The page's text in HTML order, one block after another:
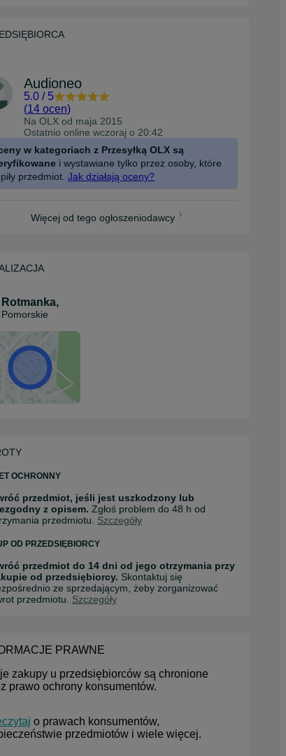
Audioneo
5.0 / 5
(14 ocen)
Na OLX od maja 2015
Ostatnio online wczoraj o 20:42
w kategoriach z Przesyłką OLX są
i wystawiane tylko przez osoby, które
przedmiot. Jak działają oceny?
Więcej od tego ogłoszeniodawcy
Rotmanka,
Pomorskie
OCHRONNY
przedmiot, jeśli jest uszkodzony lub
z opisem. Zgłoś problem do 48 h od
przedmiotu. Szczegóły
OD PRZEDSIĘBIORCY
przedmiot do 14 dni od jego otrzymania przy
od przedsiębiorcy. Skontaktuj się
ze sprzedającym, żeby zorganizować
przedmiotu. Szczegóły
PRAWNE
zakupy u przedsiębiorców są chronione
prawo ochrony konsumentów.
o prawach konsumentów,
przedmiotów i wiele więcej.